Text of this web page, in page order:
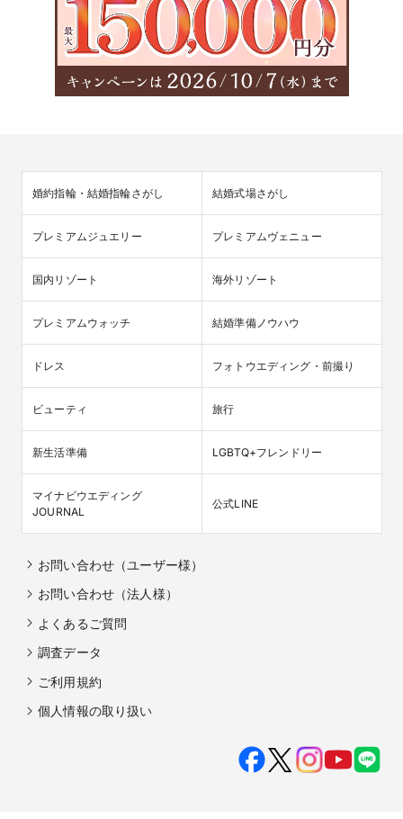
婚約指輪・結婚指輪さがし 結婚式場さがし
プレミアムジュエリー プレミアムヴェニュー
国内リゾート 海外リゾート
プレミアムウォッチ 結婚準備ノウハウ
ドレス フォトウエディング・前撮り
ビューティ 旅行
新生活準備 LGBTQ+フレンドリー
マイナビウエディング
JOURNAL
公式LINE
お問い合わせ（ユーザー様）
お問い合わせ（法人様）
よくあるご質問
調査データ
ご利用規約
個人情報の取り扱い